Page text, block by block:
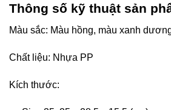
Thông số kỹ thuật sản
Màu sắc: Màu hồng, màu xanh
Chất liệu: Nhựa PP
Kích thước: